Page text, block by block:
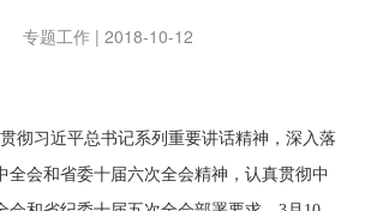
专题工作 | 2018-10-12
彻习近平总书记系列重要讲话精神，深入落
全会和省委十届六次全会精神，认真贯彻中